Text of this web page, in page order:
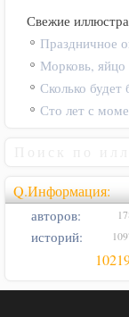
Свежие
Праздничное
Морковь,
Сколько будет
Сто лет с
Q.Информация:
авторов:
историй: